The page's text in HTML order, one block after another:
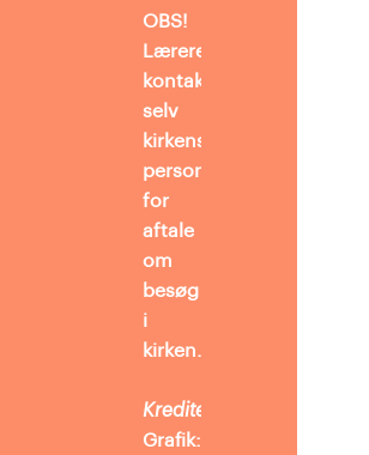
OBS!
Læreren
kontakter
selv
kirkens
personale
for
aftale
om
besøg
i
kirken.
Kreditering
Grafik: